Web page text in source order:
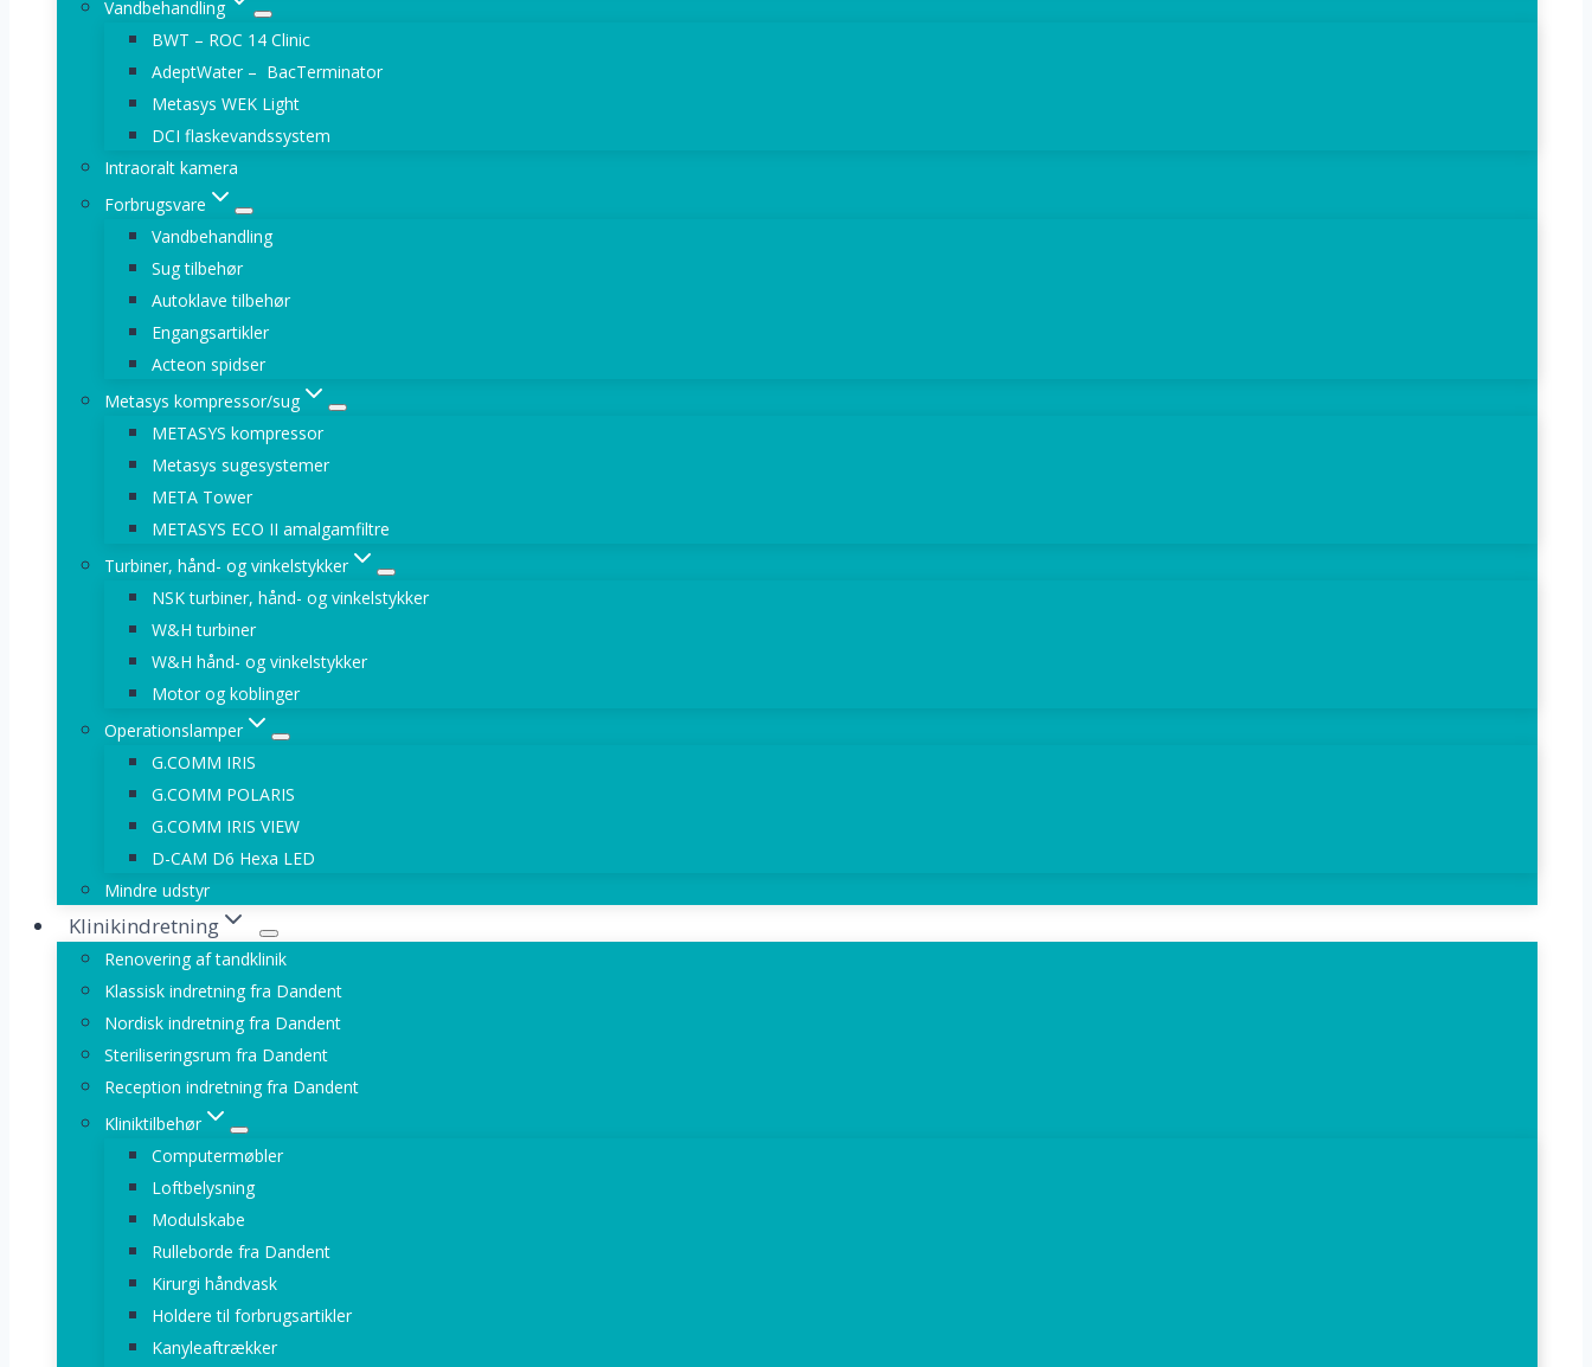
Vandbehandling
BWT – ROC 14 Clinic
AdeptWater – BacTerminator
Metasys WEK Light
DCI flaskevandssystem
Intraoralt kamera
Forbrugsvare
Vandbehandling
Sug tilbehør
Autoklave tilbehør
Engangsartikler
Acteon spidser
Metasys kompressor/sug
METASYS kompressor
Metasys sugesystemer
META Tower
METASYS ECO II amalgamfiltre
Turbiner, hånd- og vinkelstykker
NSK turbiner, hånd- og vinkelstykker
W&H turbiner
W&H hånd- og vinkelstykker
Motor og koblinger
Operationslamper
G.COMM IRIS
G.COMM POLARIS
G.COMM IRIS VIEW
D-CAM D6 Hexa LED
Mindre udstyr
Klinikindretning
Renovering af tandklinik
Klassisk indretning fra Dandent
Nordisk indretning fra Dandent
Steriliseringsrum fra Dandent
Reception indretning fra Dandent
Kliniktilbehør
Computermøbler
Loftbelysning
Modulskabe
Rulleborde fra Dandent
Kirurgi håndvask
Holdere til forbrugsartikler
Kanyleaftrækker